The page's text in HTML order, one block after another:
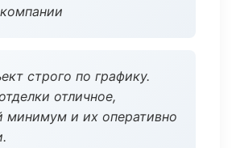
строго по графику.
отличное,
минимум и их оперативно